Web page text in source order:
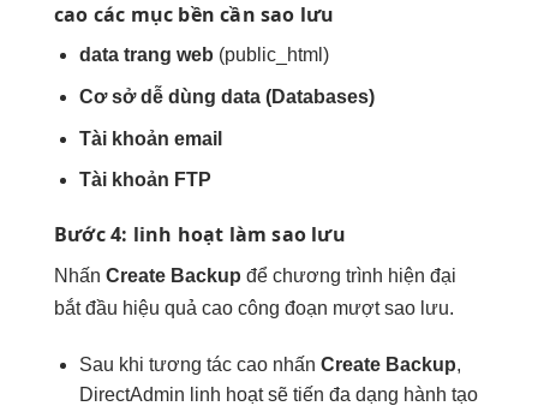
cao các mục bền cần sao lưu
data trang web (public_html)
Cơ sởdễ dùng data (Databases)
Tài khoản email
Tài khoản FTP
Bước 4: linh hoạt làm sao lưu
Nhấn Create Backup để chương trình hiện đại
bắt đầu hiệu quả cao công đoạn mượtsao lưu.
Sau khi tương tác caonhấn Create Backup,
DirectAdmin linh hoạtsẽ tiến đa dạng hành tạo